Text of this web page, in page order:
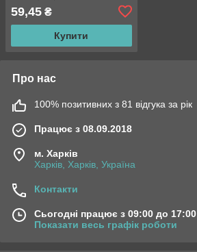
59,45 ₴
Купити
Про нас
100% позитивних з 81 відгука за рік
Працює з 08.09.2018
м. Харків
Харків, Харків, Україна
Контакти
Сьогодні працює з 09:00 до 17:00
Показати весь графік роботи